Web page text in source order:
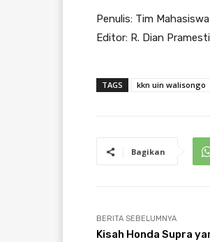
Penulis: Tim Mahasiswa
Editor: R. Dian Pramesti
TAGS kkn uin walisongo
Bagikan
BERITA SEBELUMNYA
Kisah Honda Supra